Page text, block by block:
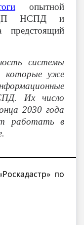
опытной
НСПД и
предстоящий
системы
которые уже
Их число
2030 года
работать в
по